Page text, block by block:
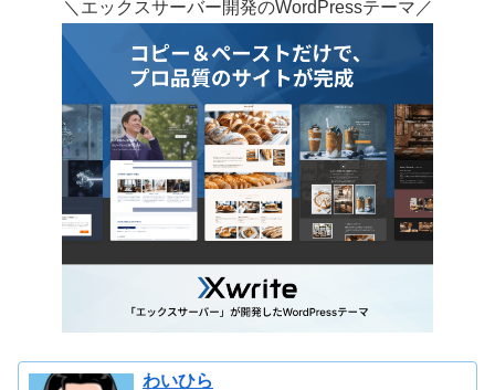
＼エックスサーバー開発のWordPressテーマ／
わいひら